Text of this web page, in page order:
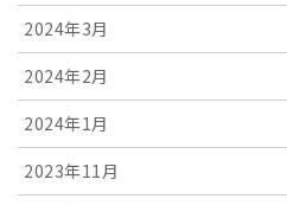
2024年3月
2024年2月
2024年1月
2023年11月